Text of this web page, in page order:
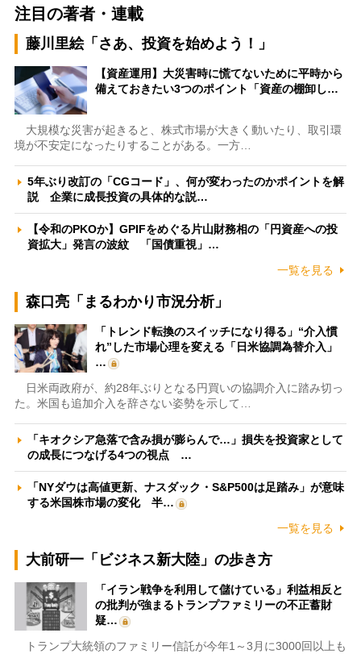
注目の著者・連載
藤川里絵「さあ、投資を始めよう！」
【資産運用】大災害時に慌てないために平時から
備えておきたい3つのポイント「資産の棚卸し…
大規模な災害が起きると、株式市場が大きく動いたり、取引環
境が不安定になったりすることがある。一方…
5年ぶり改訂の「CGコード」、何が変わったのかポイントを解
説 企業に成長投資の具体的な説…
【令和のPKOか】GPIFをめぐる片山財務相の「円資産への投
資拡大」発言の波紋 「国債重視」…
一覧を見る
森口亮「まるわかり市況分析」
「トレンド転換のスイッチになり得る」“介入慣
れ”した市場心理を変える「日米協調為替介入」
…
日米両政府が、約28年ぶりとなる円買いの協調介入に踏み切っ
た。米国も追加介入を辞さない姿勢を示して…
「キオクシア急落で含み損が膨らんで…」損失を投資家として
の成長につなげる4つの視点 …
「NYダウは高値更新、ナスダック・S&P500は足踏み」が意味
する米国株市場の変化 半…
一覧を見る
大前研一「ビジネス新大陸」の歩き方
「イラン戦争を利用して儲けている」利益相反と
の批判が強まるトランプファミリーの不正蓄財
疑…
トランプ大統領のファミリー信託が今年1～3月に3000回以上も